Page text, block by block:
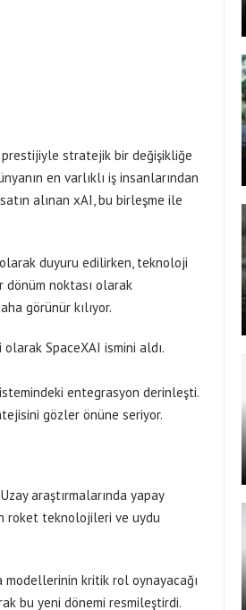
prestijiyle stratejik bir değişikliğe
en varlıklı iş insanlarından
alınan xAI, bu birleşme ile
duyuru edilirken, teknoloji
dönüm noktası olarak
görünür kılıyor.
SpaceXAI ismini aldı.
entegrasyon derinleşti.
gözler önüne seriyor.
araştırmalarında yapay
roket teknolojileri ve uydu
modellerinin kritik rol oynayacağı
bu yeni dönemi resmileştirdi.